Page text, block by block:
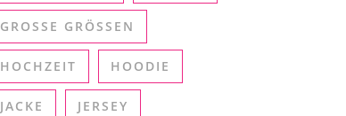
GROSSE GRÖSSEN
HOCHZEIT HOODIE
JACKE JERSEY